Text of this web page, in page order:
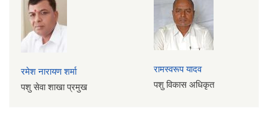
रमेश नारायण शर्मा
पशु सेवा शाखा प्रमुख
रामस्वरूप यादव
पशु विकास अधिकृत